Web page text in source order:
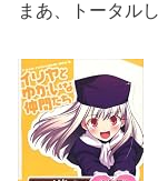
まあ、トータル